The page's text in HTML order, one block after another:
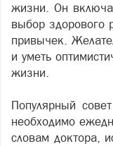
жизни. Он
выбор здорового
привычек.
и уметь
жизни.
Популярный
необходимо
словам доктора,